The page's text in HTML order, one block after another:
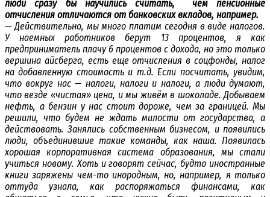
люди сразу бы научились считать, чем пенсионные
отчисления отличаются от банковских вкладов, например.
— Действительно, мы много платим сегодня в виде налогов.
У наемных работников берут 13 процентов, я как
предприниматель плачу 6 процентов с дохода, но это только
вершина айсберга, есть еще отчисления в соцфонды, налог
на добавленную стоимость и т.д. Если посчитать, увидим,
что вокруг нас — налоги, налоги и налоги, а люди думают,
что везде «чистая» цена, и мы живём в шоколаде. Добываем
нефть, а бензин у нас стоит дороже, чем за границей. Мы
решили, что будем не ждать милости от государства, а
действовать. Занялись собственным бизнесом, и появились
люди, объединившие такие команды, как наша. Появилась
хорошая корпоративная система образования, мы стали
учиться новому. Хоть и говорят сейчас, будто иностранные
книги заряжены чем-то инородным, но, например, я только
оттуда узнала, как распоряжаться финансами, как